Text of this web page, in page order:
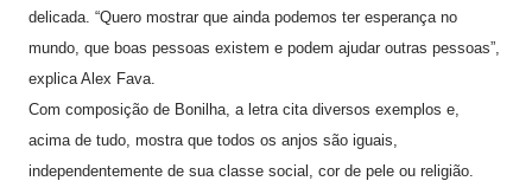
delicada. “Quero mostrar que ainda podemos ter esperança no
mundo, que boas pessoas existem e podem ajudar outras pessoas”,
explica Alex Fava.
Com composição de Bonilha, a letra cita diversos exemplos e,
acima de tudo, mostra que todos os anjos são iguais,
independentemente de sua classe social, cor de pele ou religião.